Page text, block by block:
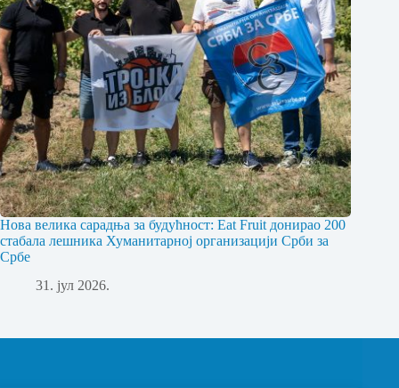
Нова велика сарадња за будућност: Eat Fruit донирао 200
стабала лешника Хуманитарној организацији Срби за
Србе
31. јул 2026.